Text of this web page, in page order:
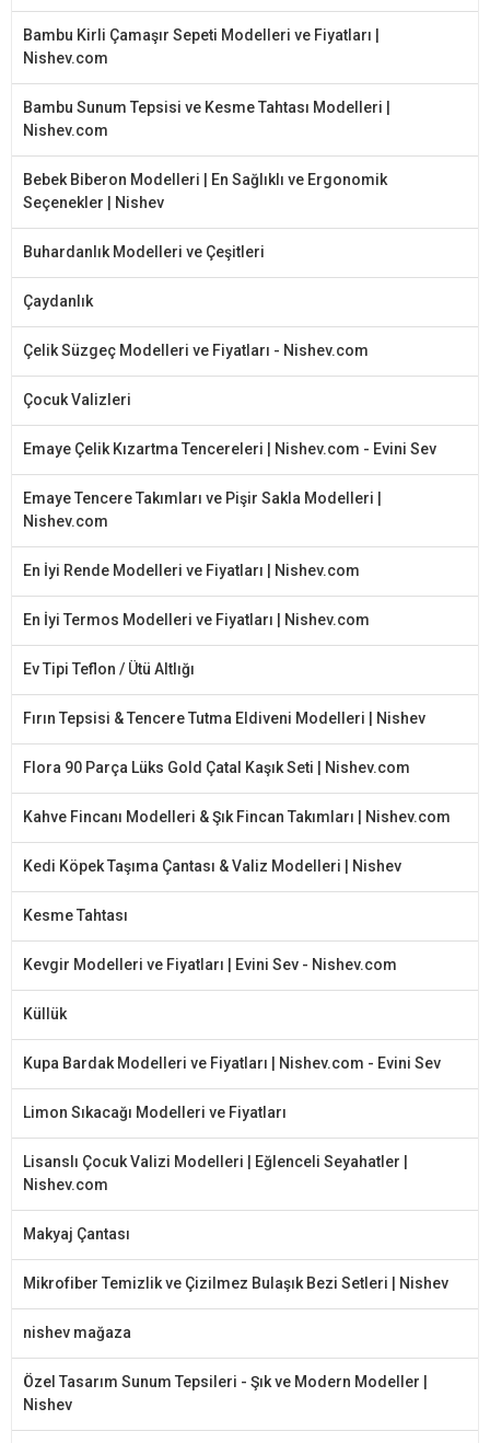
Bambu Kirli Çamaşır Sepeti Modelleri ve Fiyatları |
Nishev.com
Bambu Sunum Tepsisi ve Kesme Tahtası Modelleri |
Nishev.com
Bebek Biberon Modelleri | En Sağlıklı ve Ergonomik
Seçenekler | Nishev
Buhardanlık Modelleri ve Çeşitleri
Çaydanlık
Çelik Süzgeç Modelleri ve Fiyatları - Nishev.com
Çocuk Valizleri
Emaye Çelik Kızartma Tencereleri | Nishev.com - Evini Sev
Emaye Tencere Takımları ve Pişir Sakla Modelleri |
Nishev.com
En İyi Rende Modelleri ve Fiyatları | Nishev.com
En İyi Termos Modelleri ve Fiyatları | Nishev.com
Ev Tipi Teflon / Ütü Altlığı
Fırın Tepsisi & Tencere Tutma Eldiveni Modelleri | Nishev
Flora 90 Parça Lüks Gold Çatal Kaşık Seti | Nishev.com
Kahve Fincanı Modelleri & Şık Fincan Takımları | Nishev.com
Kedi Köpek Taşıma Çantası & Valiz Modelleri | Nishev
Kesme Tahtası
Kevgir Modelleri ve Fiyatları | Evini Sev - Nishev.com
Küllük
Kupa Bardak Modelleri ve Fiyatları | Nishev.com - Evini Sev
Limon Sıkacağı Modelleri ve Fiyatları
Lisanslı Çocuk Valizi Modelleri | Eğlenceli Seyahatler |
Nishev.com
Makyaj Çantası
Mikrofiber Temizlik ve Çizilmez Bulaşık Bezi Setleri | Nishev
nishev mağaza
Özel Tasarım Sunum Tepsileri - Şık ve Modern Modeller |
Nishev